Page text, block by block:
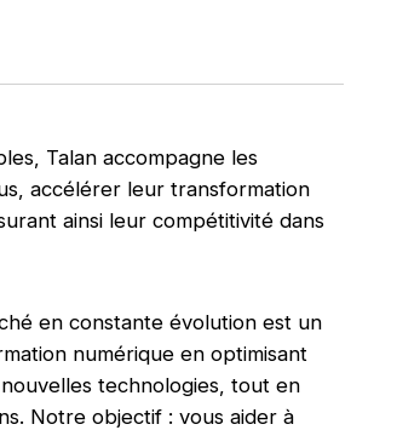
Talan accompagne les
accélérer leur transformation
ainsi leur compétitivité dans
en constante évolution est un
numérique en optimisant
technologies, tout en
Notre objectif : vous aider à